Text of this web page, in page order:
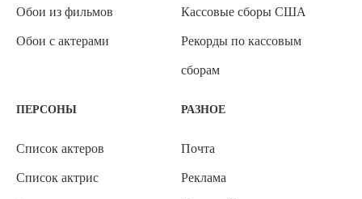
Обои из фильмов
Обои с актерами
Кассовые сборы США
Рекорды по кассовым
сборам
ПЕРСОНЫ
Список актеров
Список актрис
РАЗНОЕ
Почта
Реклама